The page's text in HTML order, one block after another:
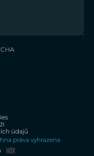
údajů
práva vyhrazena